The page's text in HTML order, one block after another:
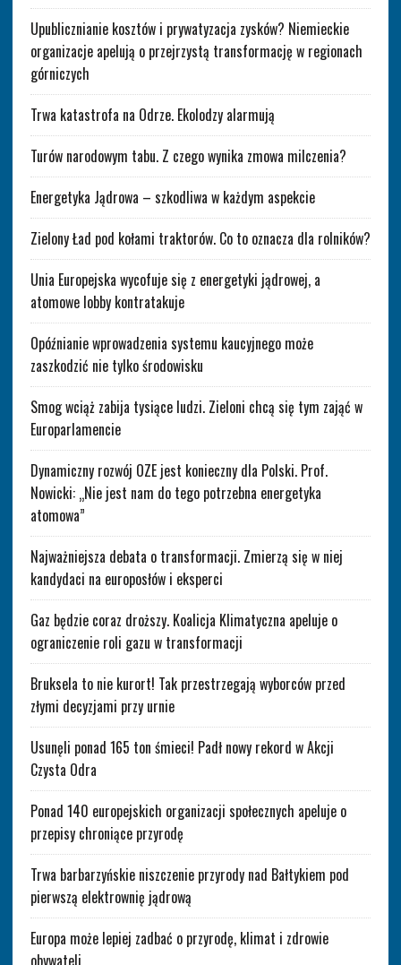
Upublicznianie kosztów i prywatyzacja zysków? Niemieckie
organizacje apelują o przejrzystą transformację w regionach
górniczych
Trwa katastrofa na Odrze. Ekolodzy alarmują
Turów narodowym tabu. Z czego wynika zmowa milczenia?
Energetyka Jądrowa – szkodliwa w każdym aspekcie
Zielony Ład pod kołami traktorów. Co to oznacza dla rolników?
Unia Europejska wycofuje się z energetyki jądrowej, a
atomowe lobby kontratakuje
Opóźnianie wprowadzenia systemu kaucyjnego może
zaszkodzić nie tylko środowisku
Smog wciąż zabija tysiące ludzi. Zieloni chcą się tym zająć w
Europarlamencie
Dynamiczny rozwój OZE jest konieczny dla Polski. Prof.
Nowicki: „Nie jest nam do tego potrzebna energetyka
atomowa”
Najważniejsza debata o transformacji. Zmierzą się w niej
kandydaci na europosłów i eksperci
Gaz będzie coraz droższy. Koalicja Klimatyczna apeluje o
ograniczenie roli gazu w transformacji
Bruksela to nie kurort! Tak przestrzegają wyborców przed
złymi decyzjami przy urnie
Usunęli ponad 165 ton śmieci! Padł nowy rekord w Akcji
Czysta Odra
Ponad 140 europejskich organizacji społecznych apeluje o
przepisy chroniące przyrodę
Trwa barbarzyńskie niszczenie przyrody nad Bałtykiem pod
pierwszą elektrownię jądrową
Europa może lepiej zadbać o przyrodę, klimat i zdrowie